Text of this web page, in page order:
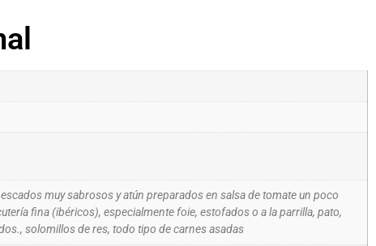
muy sabrosos y atún preparados en salsa de tomate un poco
fina (ibéricos), especialmente foie, estofados o a la parrilla, pato,
solomillos de res, todo tipo de carnes asadas